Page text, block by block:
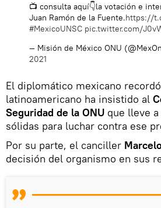
📺 consulta aquí👇la votación e
Juan Ramón de la Fuente.https://
#MexicoUNSC pic.twitter.com/
— Misión de México ONU
2021
El diplomático mexicano
latinoamericano ha insistido al
Seguridad de la ONU que lleve
sólidas para luchar contra ese
Por su parte, el canciller
decisión del organismo en sus